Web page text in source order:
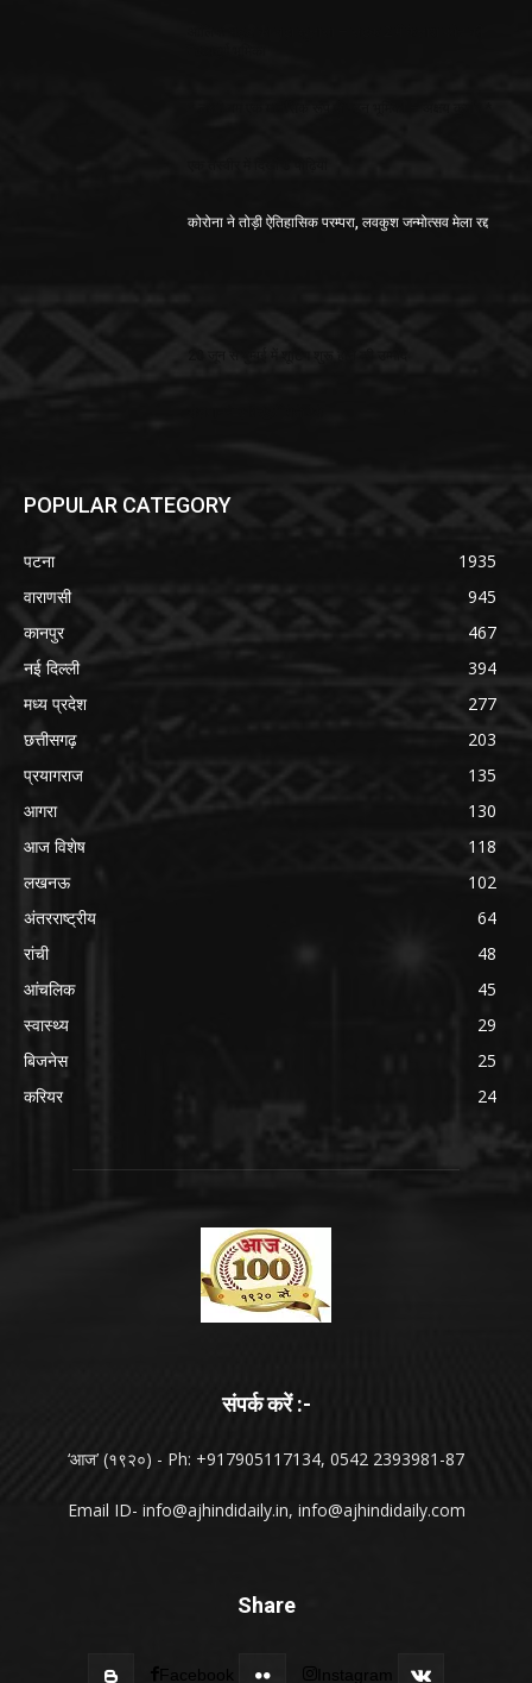
कोरोना ने तोड़ी ऐतिहासिक परम्परा, लवकुश जन्मोत्सव मेला रद्द
POPULAR CATEGORY
पटना
1935
वाराणसी
945
कानपुर
467
नई दिल्ली
394
मध्य प्रदेश
277
छत्तीसगढ़
203
प्रयागराज
135
आगरा
130
आज विशेष
118
लखनऊ
102
अंतरराष्ट्रीय
64
रांची
48
आंचलिक
45
स्वास्थ्य
29
बिजनेस
25
करियर
24
संपर्क करें :-
‘आज’ (१९२०) - Ph: +917905117134, 0542 2393981-87
Email ID- info@ajhindidaily.in, info@ajhindidaily.com
Share
Facebook Instagram